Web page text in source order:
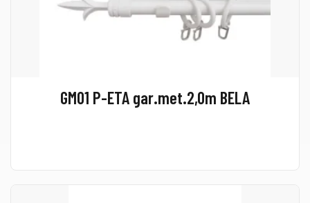
GM01 P-ETA gar.met.2,0m BELA